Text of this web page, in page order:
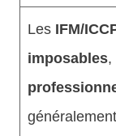
Les IFM/
imposables,